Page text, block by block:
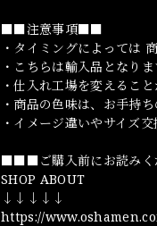
■■注意事項■■
・タイミングによっては
・こちらは輸入品となり
・仕入れ工場を変えるこ
・商品の色味は、お手持
・イメージ違いやサイズ
■■■ご購入前にお読み
SHOP ABOUT
↓↓↓↓↓
https://